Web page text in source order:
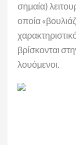
σημαία)
οποία
βρίσκονται
λουόμενοι.